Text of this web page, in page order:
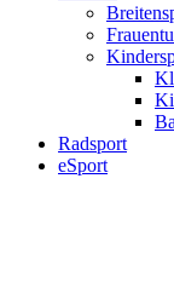
Radsport
eSport